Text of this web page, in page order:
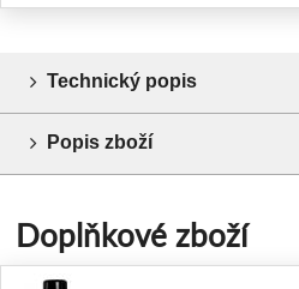
Technický popis
Popis zboží
Doplňkové zboží